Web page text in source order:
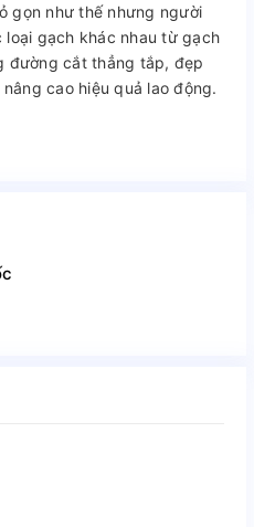
gọn như thế nhưng người
gạch khác nhau từ gạch
đường cắt thẳng tắp, đẹp
cao hiệu quả lao động.